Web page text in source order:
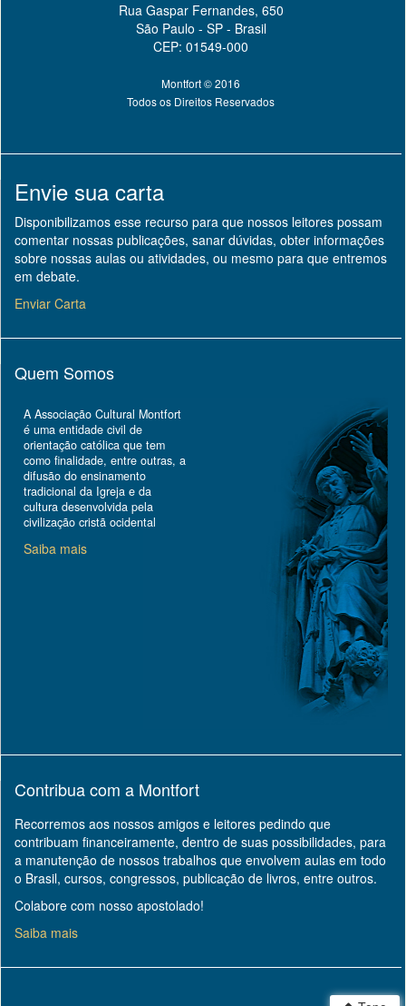
Rua Gaspar Fernandes, 650
São Paulo - SP - Brasil
CEP: 01549-000
Montfort © 2016
Todos os Direitos Reservados
Envie sua carta
Disponibilizamos esse recurso para que nossos leitores possam
comentar nossas publicações, sanar dúvidas, obter informações
sobre nossas aulas ou atividades, ou mesmo para que entremos
em debate.
Enviar Carta
Quem Somos
A Associação Cultural Montfort
é uma entidade civil de
orientação católica que tem
como finalidade, entre outras, a
difusão do ensinamento
tradicional da Igreja e da
cultura desenvolvida pela
civilização cristã ocidental
Saiba mais
Contribua com a Montfort
Recorremos aos nossos amigos e leitores pedindo que
contribuam financeiramente, dentro de suas possibilidades, para
a manutenção de nossos trabalhos que envolvem aulas em todo
o Brasil, cursos, congressos, publicação de livros, entre outros.
Colabore com nosso apostolado!
Saiba mais